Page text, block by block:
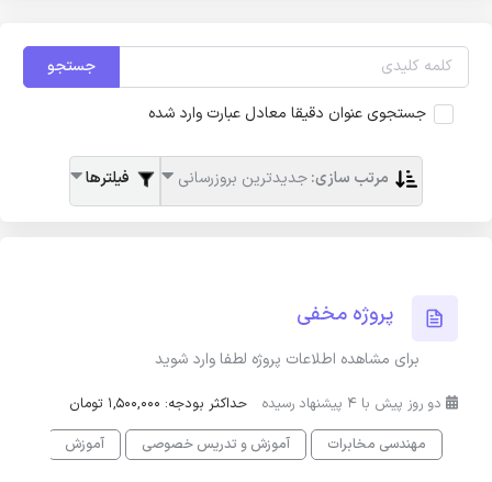
جستجو
جستجوی عنوان دقیقا معادل عبارت وارد شده
مرتب سازی:جدیدترین بروزرسانی فیلترها
پروژه مخفی
برای مشاهده اطلاعات پروژه لطفا وارد شوید
دو روز پیش با 4 پیشنهاد رسیده
حداکثر بودجه: 1,500,000 تومان
مهندسی مخابرات
آموزش و تدریس خصوصی آموزش